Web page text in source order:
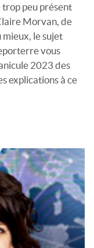
peu présent
Morvan, de
mieux, le sujet
vous
2023 des
explications à ce